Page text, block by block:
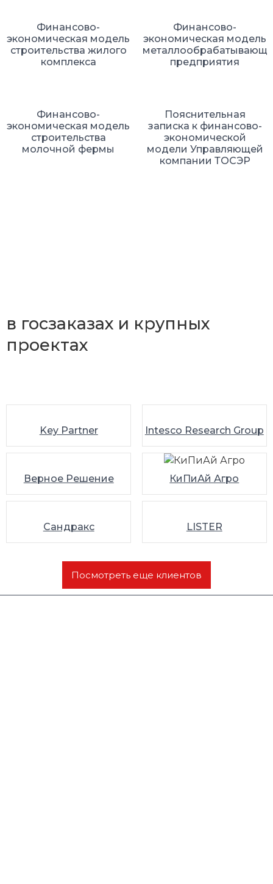
Финансово-
экономическая модель
строительства жилого
комплекса
Финансово-
экономическая модель
предприятия
Финансово-
экономическая модель
строительства
молочной фермы
Пояснительная
записка к финансово-
экономической
модели Управляющей
компании ТОСЭР
в госзаказах и крупных
проектах
Key Partner Intesco Research Group
Верное Решение КиПиАй Агро
Сандракс LISTER
Посмотреть еще клиентов